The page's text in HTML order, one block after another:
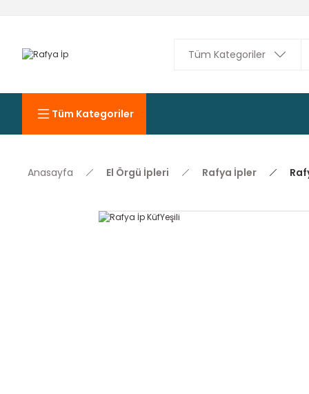
Tüm Kategoriler
Anasayfa El Örgü İpleri Rafya İpler